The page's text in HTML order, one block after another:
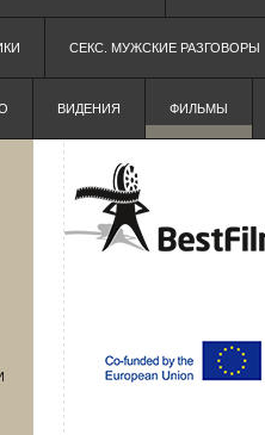
СЕКС. МУЖСКИЕ РАЗГОВОРЫ
ВИДЕНИЯ ФИЛЬМЫ